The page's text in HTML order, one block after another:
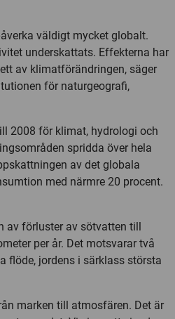
väldigt mycket globalt.
underskattats. Effekterna har
av klimatförändringen, säger
för naturgeografi,
2008 för klimat, hydrologi och
spridda över hela
av det globala
med närmre 20 procent.
av förluster av sötvatten till
per år. Det motsvarar två
flöde, jordens i särklass största
marken till atmosfären. Det är